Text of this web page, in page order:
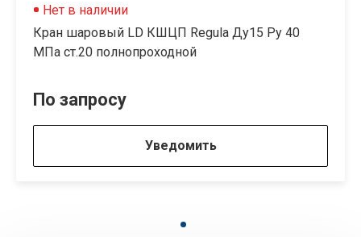
Нет в наличии
Кран шаровый LD КШЦП Regula Ду15 Ру 40
МПа ст.20 полнопроходной
По запросу
Уведомить